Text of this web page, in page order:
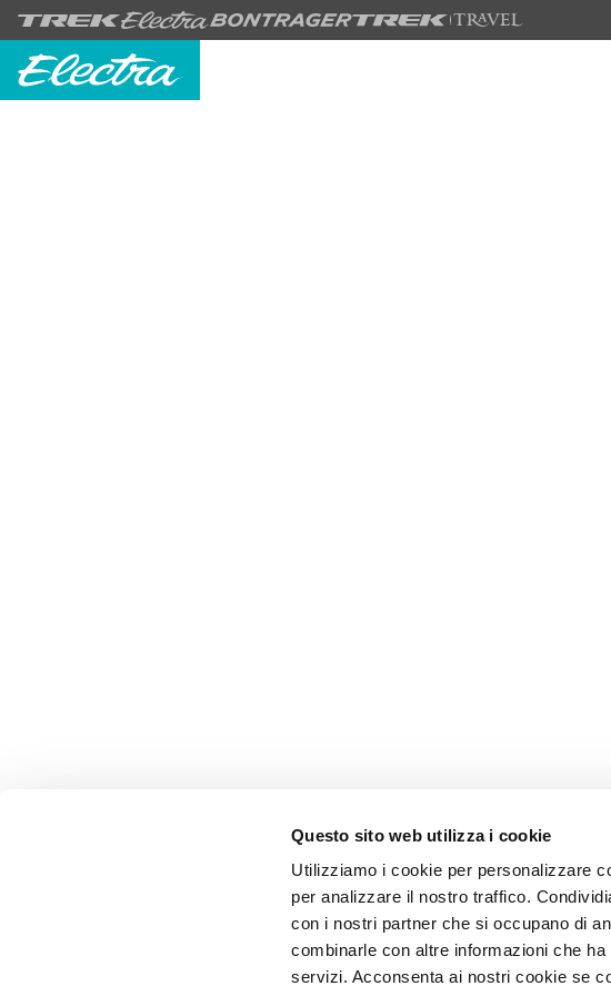
Questo sito web utilizza i cookie
Utilizziamo i cookie per personalizzare
per analizzare il nostro traffico.
con i nostri partner che si occupano di
combinarle con altre informazioni che
servizi. Acconsenta ai nostri cookie se